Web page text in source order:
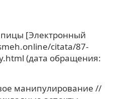
[Электронный
citata/87-
(дата обращения:
манипулирование //